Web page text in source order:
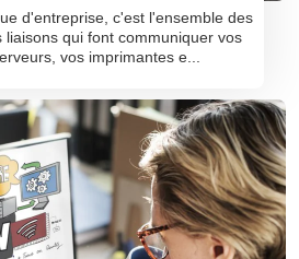
d'entreprise, c'est l'ensemble des
liaisons qui font communiquer vos
vos imprimantes e...